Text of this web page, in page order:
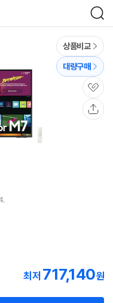
검
색
상품비교
대량구매
관
심
최저 717,140원